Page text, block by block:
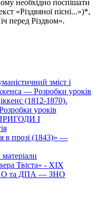
необхідно поспішати
«Різдвяної пісні...»)*,
перед Різдвом».
зміст і
— Розробки уроків
(1812-1870).
уроків
ПРИГОДИ І
в прозі (1843)» —
Твіста» - XIX
та ДПА — ЗНО